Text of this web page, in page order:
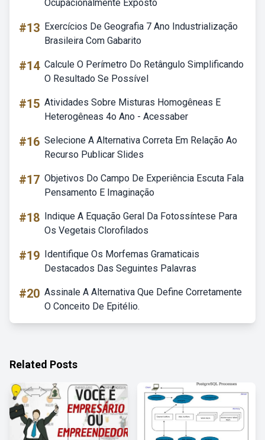
Ocupacionalmente Exposto
#13 Exercícios De Geografia 7 Ano Industrialização
Brasileira Com Gabarito
#14 Calcule O Perímetro Do Retângulo Simplificando
O Resultado Se Possível
#15 Atividades Sobre Misturas Homogêneas E
Heterogêneas 4o Ano - Acessaber
#16 Selecione A Alternativa Correta Em Relação Ao
Recurso Publicar Slides
#17 Objetivos Do Campo De Experiência Escuta Fala
Pensamento E Imaginação
#18 Indique A Equação Geral Da Fotossíntese Para
Os Vegetais Clorofilados
#19 Identifique Os Morfemas Gramaticais
Destacados Das Seguintes Palavras
#20 Assinale A Alternativa Que Define Corretamente
O Conceito De Epitélio.
Related Posts